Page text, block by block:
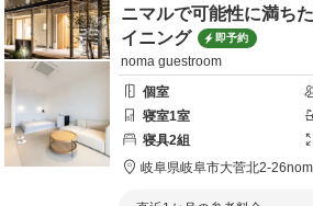
ニマルで可能性に満ち
イニング
即予約
noma guestroom
個室
寝室1室
寝具2組
岐阜県岐阜市大菅北2-26